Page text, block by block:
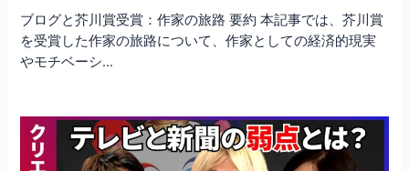
ブログと芥川賞受賞：作家の旅路 要約 本記事では、芥川賞
を受賞した作家の旅路について、作家としての経済的現実
やモチベーシ…